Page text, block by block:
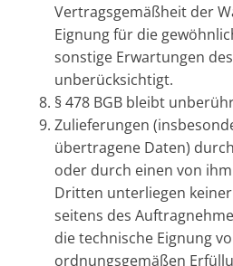
Vertragsgemäßheit der
Eignung für die
sonstige Erwartungen
unberücksichtigt.
§ 478 BGB bleibt
Zulieferungen
übertragene Daten)
oder durch einen von
Dritten unterliegen
seitens des
die technische Eignung
ordnungsgemäßen